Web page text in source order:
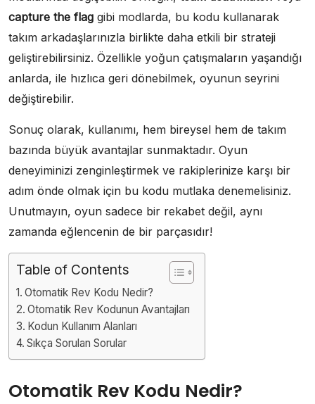
capture the flag gibi modlarda, bu kodu kullanarak
takım arkadaşlarınızla birlikte daha etkili bir strateji
geliştirebilirsiniz. Özellikle yoğun çatışmaların yaşandığı
anlarda, ile hızlıca geri dönebilmek, oyunun seyrini
değiştirebilir.
Sonuç olarak, kullanımı, hem bireysel hem de takım
bazında büyük avantajlar sunmaktadır. Oyun
deneyiminizi zenginleştirmek ve rakiplerinize karşı bir
adım önde olmak için bu kodu mutlaka denemelisiniz.
Unutmayın, oyun sadece bir rekabet değil, aynı
zamanda eğlencenin de bir parçasıdır!
Table of Contents
Otomatik Rev Kodu Nedir?
Otomatik Rev Kodunun Avantajları
Kodun Kullanım Alanları
Sıkça Sorulan Sorular
Otomatik Rev Kodu Nedir?